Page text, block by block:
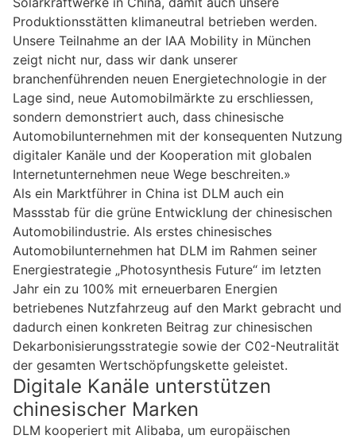
Produktionsstätten klimaneutral betrieben werden.
Unsere Teilnahme an der IAA Mobility in München
zeigt nicht nur, dass wir dank unserer
branchenführenden neuen Energietechnologie in der
Lage sind, neue Automobilmärkte zu erschliessen,
sondern demonstriert auch, dass chinesische
Automobilunternehmen mit der konsequenten Nutzung
digitaler Kanäle und der Kooperation mit globalen
Internetunternehmen neue Wege beschreiten.»
Als ein Marktführer in China ist DLM auch ein
Massstab für die grüne Entwicklung der chinesischen
Automobilindustrie. Als erstes chinesisches
Automobilunternehmen hat DLM im Rahmen seiner
Energiestrategie „Photosynthesis Future“ im letzten
Jahr ein zu 100% mit erneuerbaren Energien
betriebenes Nutzfahrzeug auf den Markt gebracht und
dadurch einen konkreten Beitrag zur chinesischen
Dekarbonisierungsstrategie sowie der C02-Neutralität
der gesamten Wertschöpfungskette geleistet.
Digitale Kanäle unterstützen
chinesischer Marken
DLM kooperiert mit Alibaba, um europäischen